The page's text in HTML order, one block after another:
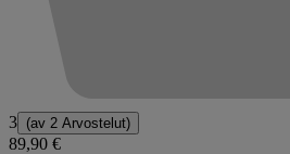
3 (av 2 Arvostelut)
89,90 €